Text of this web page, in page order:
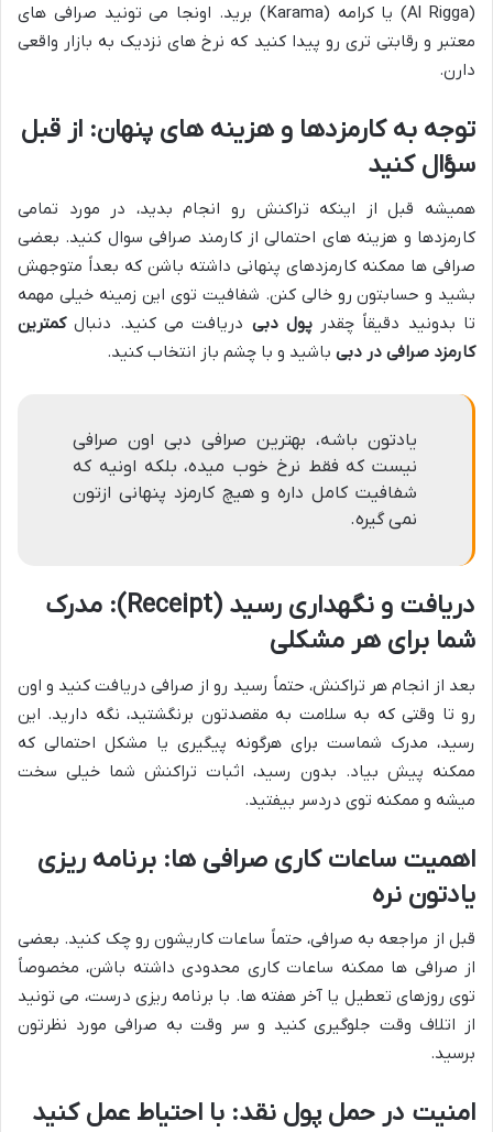
(Al Rigga) یا کرامه (Karama) برید. اونجا می تونید صرافی های
معتبر و رقابتی تری رو پیدا کنید که نرخ های نزدیک به بازار واقعی
دارن.
توجه به کارمزدها و هزینه های پنهان: از قبل
سؤال کنید
همیشه قبل از اینکه تراکنش رو انجام بدید، در مورد تمامی
کارمزدها و هزینه های احتمالی از کارمند صرافی سوال کنید. بعضی
صرافی ها ممکنه کارمزدهای پنهانی داشته باشن که بعداً متوجهش
بشید و حسابتون رو خالی کنن. شفافیت توی این زمینه خیلی مهمه
تا بدونید دقیقاً چقدرپول دبی دریافت می کنید. دنبالکمترین
کارمزد صرافی در دبی باشید و با چشم باز انتخاب کنید.
یادتون باشه، بهترین صرافی دبی اون صرافی
نیست که فقط نرخ خوب میده، بلکه اونیه که
شفافیت کامل داره و هیچ کارمزد پنهانی ازتون
نمی گیره.
دریافت و نگهداری رسید (Receipt): مدرک
شما برای هر مشکلی
بعد از انجام هر تراکنش، حتماً رسید رو از صرافی دریافت کنید و اون
رو تا وقتی که به سلامت به مقصدتون برنگشتید، نگه دارید. این
رسید، مدرک شماست برای هرگونه پیگیری یا مشکل احتمالی که
ممکنه پیش بیاد. بدون رسید، اثبات تراکنش شما خیلی سخت
میشه و ممکنه توی دردسر بیفتید.
اهمیت ساعات کاری صرافی ها: برنامه ریزی
یادتون نره
قبل از مراجعه به صرافی، حتماً ساعات کاریشون رو چک کنید. بعضی
از صرافی ها ممکنه ساعات کاری محدودی داشته باشن، مخصوصاً
توی روزهای تعطیل یا آخر هفته ها. با برنامه ریزی درست، می تونید
از اتلاف وقت جلوگیری کنید و سر وقت به صرافی مورد نظرتون
برسید.
امنیت در حمل پول نقد: با احتیاط عمل کنید